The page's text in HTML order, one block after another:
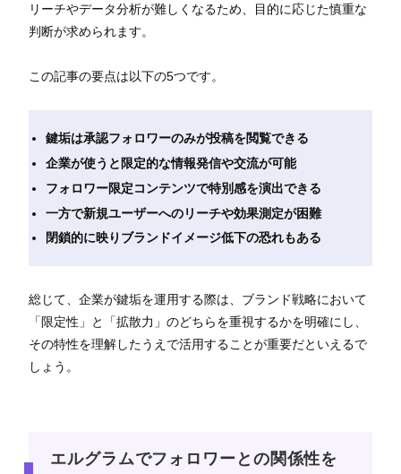
リーチやデータ分析が難しくなるため、目的に応じた慎重な
判断が求められます。
この記事の要点は以下の5つです。
鍵垢は承認フォロワーのみが投稿を閲覧できる
企業が使うと限定的な情報発信や交流が可能
フォロワー限定コンテンツで特別感を演出できる
一方で新規ユーザーへのリーチや効果測定が困難
閉鎖的に映りブランドイメージ低下の恐れもある
総じて、企業が鍵垢を運用する際は、ブランド戦略において
「限定性」と「拡散力」のどちらを重視するかを明確にし、
その特性を理解したうえで活用することが重要だといえるで
しょう。
エルグラムでフォロワーとの関係性を